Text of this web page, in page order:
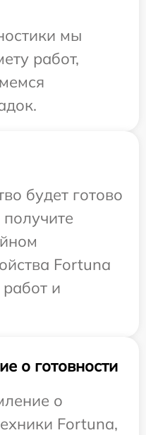
мы
работ,
будет готово
Fortuna
и
о готовности
о
Fortuna,